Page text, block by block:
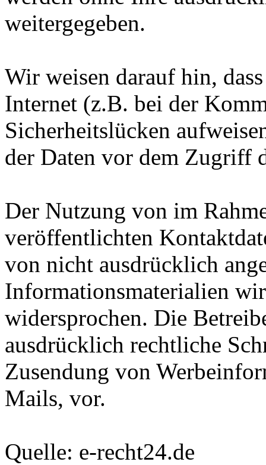
weitergegeben.
Wir weisen darauf hin,
Internet (z.B. bei der
Sicherheitslücken
der Daten vor dem Zugriff
Der Nutzung von im
veröffentlichten
von nicht ausdrücklich
Informationsmaterialien
widersprochen. Die
ausdrücklich rechtliche
Zusendung von
Mails, vor.
Quelle: e-recht24.de